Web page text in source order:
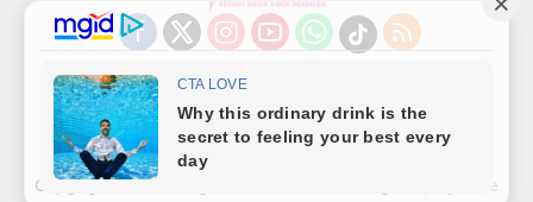
Indeks Kode Etik
Disclaimer
Pedoman Media Siber
Kode Perilaku Perusahaan Pers
Copyright©LensaMagetan.com | Powered By
seopage.one